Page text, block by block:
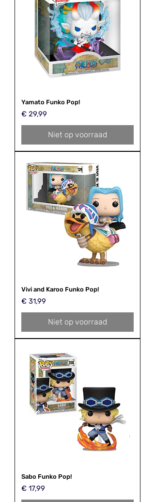
Yamato Funko Pop!
Prijs
€ 29,99
Niet op voorraad
Vivi and Karoo Funko Pop!
Prijs
€ 31,99
Niet op voorraad
Sabo Funko Pop!
Prijs
€ 17,99